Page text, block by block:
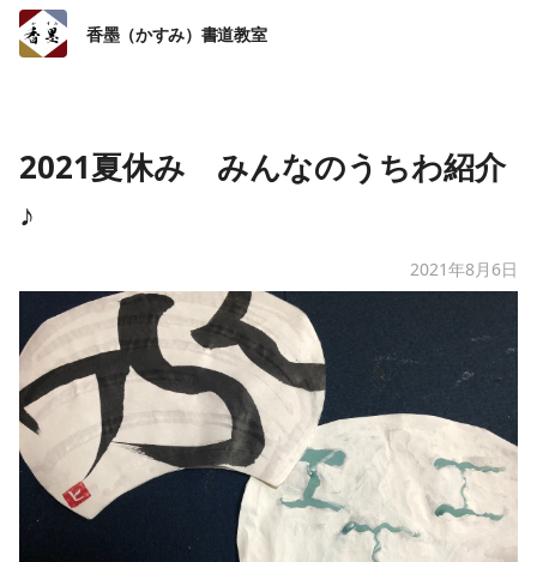
香墨（かすみ）書道教室
2021夏休み みんなのうちわ紹介
♪
2021年8月6日